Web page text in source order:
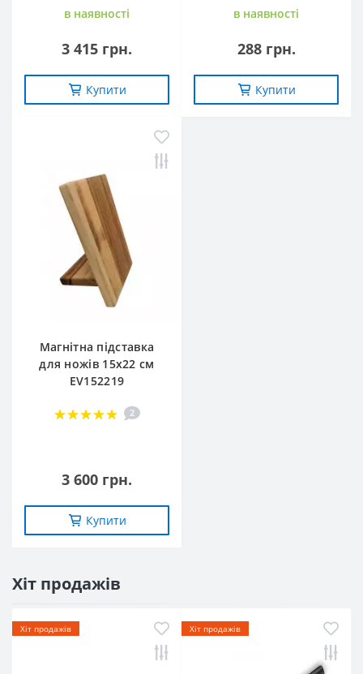
в наявностi
3 415 грн.
Купити
в наявностi
288 грн.
Купити
Магнітна підставка
для ножів 15х22 см
EV152219
2
3 600 грн.
Купити
Хіт продажів
Хіт продажів Хіт продажів